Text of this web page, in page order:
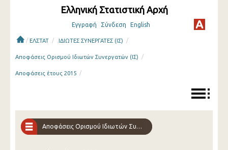
Ελληνική Στατιστική Αρχή
Εγγραφή Σύνδεση English
/ ΕΛΣΤΑΤ / ΙΔΙΩΤΕΣ ΣΥΝΕΡΓΑΤΕΣ (ΙΣ) /
Αποφάσεις Ορισμού Ιδιωτών Συνεργατών (ΙΣ) /
Αποφάσεις έτους 2015 /
Αποφάσεις Ορισμού Ιδιωτών Συνεργατών